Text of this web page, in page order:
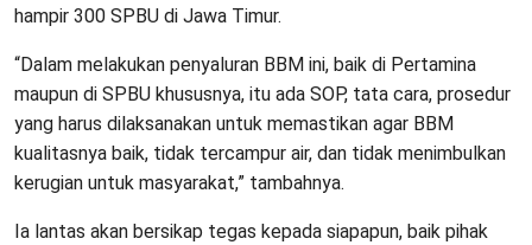
hampir 300 SPBU di Jawa Timur.
“Dalam melakukan penyaluran BBM ini, baik di Pertamina
maupun di SPBU khususnya, itu ada SOP, tata cara, prosedur
yang harus dilaksanakan untuk memastikan agar BBM
kualitasnya baik, tidak tercampur air, dan tidak menimbulkan
kerugian untuk masyarakat,” tambahnya.
Ia lantas akan bersikap tegas kepada siapapun, baik pihak